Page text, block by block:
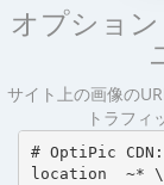
オプショ
サイト上の画像の
トラフィ
# OptiPic
location  ~*